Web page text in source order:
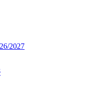
2027